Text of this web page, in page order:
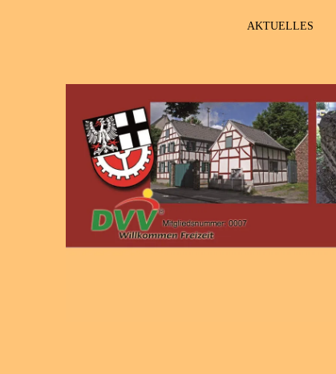
AKTUELLES